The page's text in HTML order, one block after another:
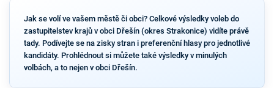
Jak se volí ve vašem městě či obci? Celkové výsledky voleb do
zastupitelstev krajů v obci Dřešín (okres Strakonice) vidíte právě
tady. Podívejte se na zisky stran i preferenční hlasy pro jednotlivé
kandidáty. Prohlédnout si můžete také výsledky v minulých
volbách, a to nejen v obci Dřešín.